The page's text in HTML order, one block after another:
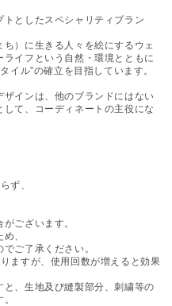
トとしたスペシャリティブラン
）に生きる人々を絵にするウェ
イフという自然・環境とともに
イル”の確立を目指しています。
インは、他のブランドにはない
て、コーディネートの主役にな
ず、
ございます。
、
ご了承ください。
ますが、使用回数が増えると効果
、生地及び縫製部分、刺繍等の